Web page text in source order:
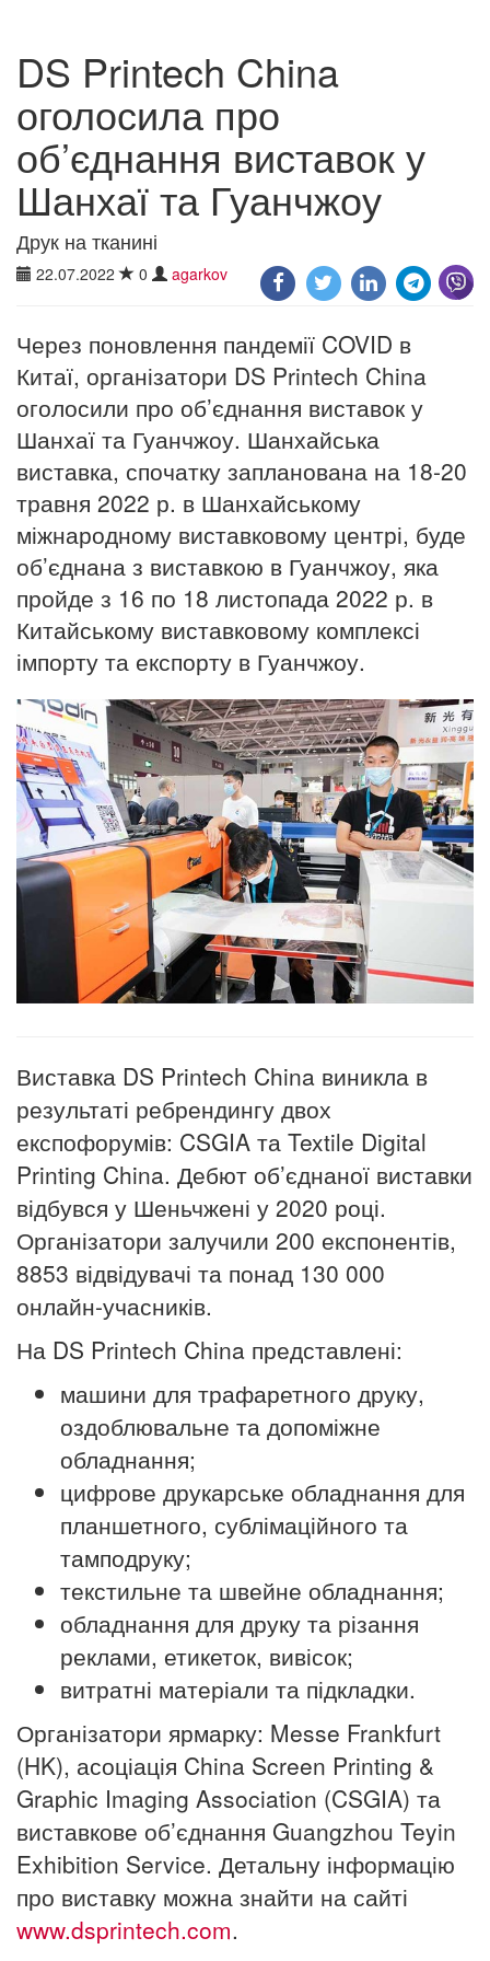
DS Printech China
оголосила про
об’єднання виставок у
Шанхаї та Гуанчжоу
Друк на тканині
22.07.2022 0 agarkov
Через поновлення пандемії COVID в
Китаї, організатори DS Printech China
оголосили про об’єднання виставок у
Шанхаї та Гуанчжоу. Шанхайська
виставка, спочатку запланована на 18-20
травня 2022 р. в Шанхайському
міжнародному виставковому центрі, буде
об’єднана з виставкою в Гуанчжоу, яка
пройде з 16 по 18 листопада 2022 р. в
Китайському виставковому комплексі
імпорту та експорту в Гуанчжоу.
Виставка DS Printech China виникла в
результаті ребрендингу двох
експофорумів: CSGIA та Textile Digital
Printing China. Дебют об’єднаної виставки
відбувся у Шеньчжені у 2020 році.
Організатори залучили 200 експонентів,
8853 відвідувачі та понад 130 000
онлайн-учасників.
На DS Printech China представлені:
машини для трафаретного друку,
оздоблювальне та допоміжне
обладнання;
цифрове друкарське обладнання для
планшетного, сублімаційного та
тамподруку;
текстильне та швейне обладнання;
обладнання для друку та різання
реклами, етикеток, вивісок;
витратні матеріали та підкладки.
Організатори ярмарку: Messe Frankfurt
(HK), асоціація China Screen Printing &
Graphic Imaging Association (CSGIA) та
виставкове об’єднання Guangzhou Teyin
Exhibition Service. Детальну інформацію
про виставку можна знайти на сайті
www.dsprintech.com.